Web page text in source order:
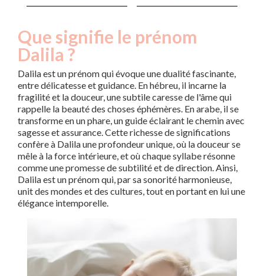
Que signifie le prénom
Dalila ?
Dalila est un prénom qui évoque une dualité fascinante,
entre délicatesse et guidance. En hébreu, il incarne la
fragilité et la douceur, une subtile caresse de l'âme qui
rappelle la beauté des choses éphémères. En arabe, il se
transforme en un phare, un guide éclairant le chemin avec
sagesse et assurance. Cette richesse de significations
confère à Dalila une profondeur unique, où la douceur se
mêle à la force intérieure, et où chaque syllabe résonne
comme une promesse de subtilité et de direction. Ainsi,
Dalila est un prénom qui, par sa sonorité harmonieuse,
unit des mondes et des cultures, tout en portant en lui une
élégance intemporelle.